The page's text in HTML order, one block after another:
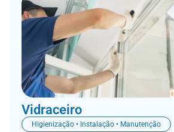
Vidraceiro
Higienização • Instalação • Manutenção